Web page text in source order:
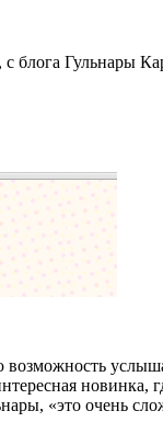
Гульнары
возможность
«это очень